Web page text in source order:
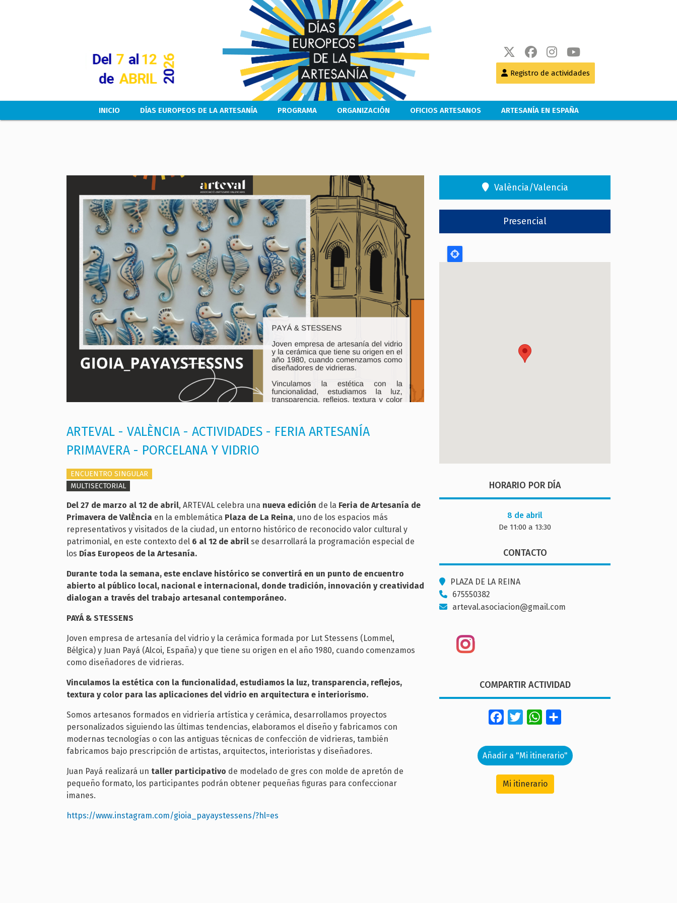
Pasar
al
contenido
principal
Registro de actividades
Main navigation
INICIO DÍAS EUROPEOS DE LA ARTESANÍA PROGRAMA ORGANIZACIÓN OFICIOS ARTESANOS ARTESANÍA EN ESPAÑA
ARTEVAL - VALÈNCIA - ACTIVIDADES - FERIA ARTESANÍA
PRIMAVERA - PORCELANA Y VIDRIO
ENCUENTRO SINGULAR
MULTISECTORIAL
Del 27 de marzo al 12 de abril, ARTEVAL celebra una nueva edición de la Feria de Artesanía de
Primavera de ValÈncia en la emblemática Plaza de La Reina, uno de los espacios más
representativos y visitados de la ciudad, un entorno histórico de reconocido valor cultural y
patrimonial, en este contexto del 6 al 12 de abril se desarrollará la programación especial de
los Días Europeos de la Artesanía.
Durante toda la semana, este enclave histórico se convertirá en un punto de encuentro
abierto al público local, nacional e internacional, donde tradición, innovación y creatividad
dialogan a través del trabajo artesanal contemporáneo.
PAYÁ & STESSENS
Joven empresa de artesanía del vidrio y la cerámica formada por Lut Stessens (Lommel,
Bélgica) y Juan Payá (Alcoi, España) y que tiene su origen en el año 1980, cuando comenzamos
como diseñadores de vidrieras.
Vinculamos la estética con la funcionalidad, estudiamos la luz, transparencia, reflejos,
textura y color para las aplicaciones del vidrio en arquitectura e interiorismo.
Somos artesanos formados en vidriería artística y cerámica, desarrollamos proyectos
personalizados siguiendo las últimas tendencias, elaboramos el diseño y fabricamos con
modernas tecnologías o con las antiguas técnicas de confección de vidrieras, también
fabricamos bajo prescripción de artistas, arquitectos, interioristas y diseñadores.
Juan Payá realizará un taller participativo de modelado de gres con molde de apretón de
pequeño formato, los participantes podrán obtener pequeñas figuras para confeccionar
imanes.
https://www.instagram.com/gioia_payaystessens/?hl=es
València/Valencia
Presencial
HORARIO POR DÍA
8 de abril
De 11:00 a 13:30
CONTACTO
PLAZA DE LA REINA
675550382
arteval.asociacion@gmail.com
COMPARTIR ACTIVIDAD
Facebook
Twitter WhatsApp
Añadir a "Mi itinerario"
Mi itinerario